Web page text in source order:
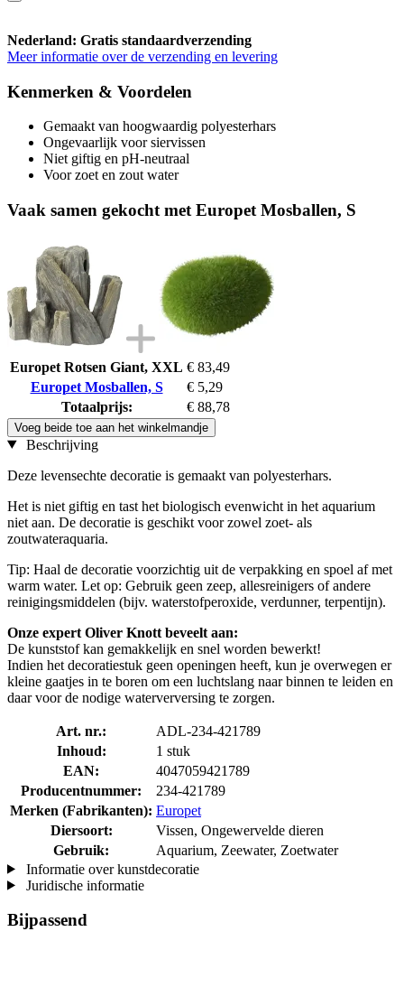
Nederland: Gratis standaardverzending
Meer informatie over de verzending en levering
Kenmerken & Voordelen
Gemaakt van hoogwaardig polyesterhars
Ongevaarlijk voor siervissen
Niet giftig en pH-neutraal
Voor zoet en zout water
Vaak samen gekocht met Europet Mosballen, S
Europet Rotsen Giant, XXL € 83,49
Europet Mosballen, S
€ 5,29
Totaalprijs:
€ 88,78
Voeg beide toe aan het winkelmandje
Beschrijving
Deze levensechte decoratie is gemaakt van polyesterhars.
Het is niet giftig en tast het biologisch evenwicht in het aquarium
niet aan. De decoratie is geschikt voor zowel zoet- als
zoutwateraquaria.
Tip: Haal de decoratie voorzichtig uit de verpakking en spoel af met
warm water. Let op: Gebruik geen zeep, allesreinigers of andere
reinigingsmiddelen (bijv. waterstofperoxide, verdunner, terpentijn).
Onze expert Oliver Knott beveelt aan:
De kunststof kan gemakkelijk en snel worden bewerkt!
Indien het decoratiestuk geen openingen heeft, kun je overwegen er
kleine gaatjes in te boren om een luchtslang naar binnen te leiden en
daar voor de nodige waterverversing te zorgen.
Art. nr.:
ADL-234-421789
Inhoud:
1 stuk
EAN:
4047059421789
Producentnummer:
234-421789
Merken (Fabrikanten): Europet
Diersoort:
Vissen, Ongewervelde dieren
Gebruik:
Aquarium, Zeewater, Zoetwater
Informatie over kunstdecoratie
Juridische informatie
Bijpassend